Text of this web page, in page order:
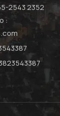
2543 2352
: